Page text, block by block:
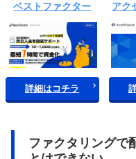
ベストファクター
詳細はコチラ
アク
ファクタリングで